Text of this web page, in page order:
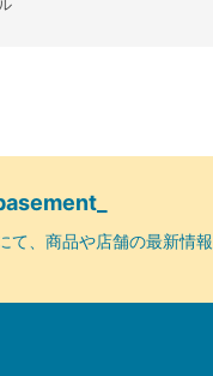
て、商品や店舗の最新情報